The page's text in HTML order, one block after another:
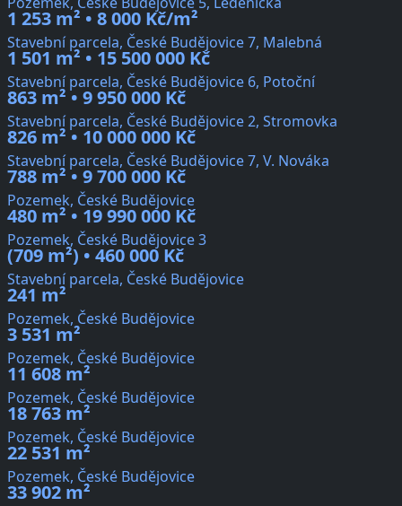
1 253 m² • 8 000 Kč/m²
Stavební parcela, České Budějovice 7, Malebná
1 501 m² • 15 500 000 Kč
Stavební parcela, České Budějovice 6, Potoční
863 m² • 9 950 000 Kč
Stavební parcela, České Budějovice 2, Stromovka
826 m² • 10 000 000 Kč
Stavební parcela, České Budějovice 7, V. Nováka
788 m² • 9 700 000 Kč
Pozemek, České Budějovice
480 m² • 19 990 000 Kč
Pozemek, České Budějovice 3
(709 m²) • 460 000 Kč
Stavební parcela, České Budějovice
241 m²
Pozemek, České Budějovice
3 531 m²
Pozemek, České Budějovice
11 608 m²
Pozemek, České Budějovice
18 763 m²
Pozemek, České Budějovice
22 531 m²
Pozemek, České Budějovice
33 902 m²